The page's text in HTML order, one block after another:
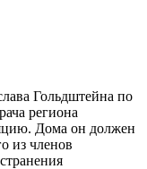
Гольдштейна по
региона
Дома он должен
из членов